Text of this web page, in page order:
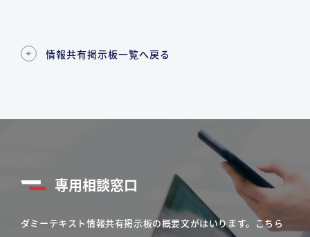
情報共有掲示板一覧へ戻る
専用相談窓口
ダミーテキスト情報共有掲示板の概要文がはいります。こちら